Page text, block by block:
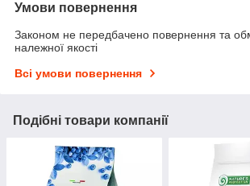
Умови повернення
Законом не передбачено повернення та
належної якості
Всі умови повернення
Подібні товари компанії